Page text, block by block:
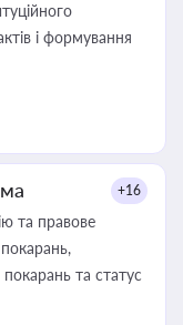
і формування
+16
та правове
покарань та статус